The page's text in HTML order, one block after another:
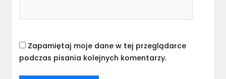
Zapamiętaj moje dane w tej przeglądarce
podczas pisania kolejnych komentarzy.